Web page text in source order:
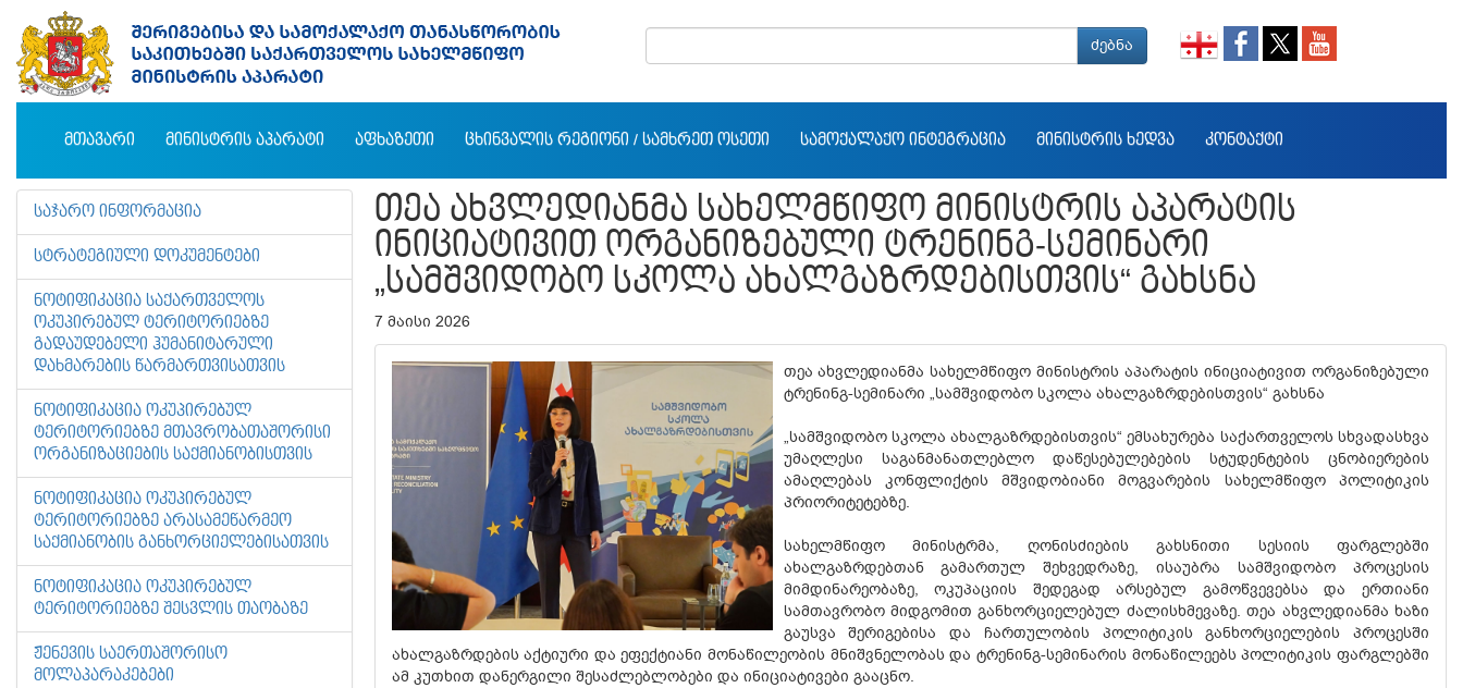
ძებნა
ᲛᲗᲐᲕᲐᲠᲘ ᲛᲘᲜᲘᲡᲢᲠᲘᲡ ᲐᲞᲐᲠᲐᲢᲘ ᲐᲤᲮᲐᲖᲔᲗᲘ ᲪᲮᲘᲜᲕᲐᲚᲘᲡ ᲠᲔᲒᲘᲝᲜᲘ / ᲡᲐᲛᲮᲠᲔᲗ ᲝᲡᲔᲗᲘ ᲡᲐᲛᲝᲥᲐᲚᲐᲥᲝ ᲘᲜᲢᲔᲒᲠᲐᲪᲘᲐ ᲛᲘᲜᲘᲡᲢᲠᲘᲡ ᲮᲔᲓᲕᲐ ᲙᲝᲜᲢᲐᲥᲢᲘ
ᲡᲐᲯᲐᲠᲝ ᲘᲜᲤᲝᲠᲛᲐᲪᲘᲐ
ᲡᲢᲠᲐᲢᲔᲒᲘᲣᲚᲘ ᲓᲝᲙᲣᲛᲔᲜᲢᲔᲑᲘ
ᲜᲝᲢᲘᲤᲘᲙᲐᲪᲘᲐ ᲡᲐᲥᲐᲠᲗᲕᲔᲚᲝᲡ
ᲝᲙᲣᲞᲘᲠᲔᲑᲣᲚ ᲢᲔᲠᲘᲢᲝᲠᲘᲔᲑᲖᲔ
ᲒᲐᲓᲐᲣᲓᲔᲑᲔᲚᲘ ᲰᲣᲛᲐᲜᲘᲢᲐᲠᲣᲚᲘ
ᲓᲐᲮᲛᲐᲠᲔᲑᲘᲡ ᲬᲐᲠᲛᲐᲠᲗᲕᲘᲡᲐᲗᲕᲘᲡ
ᲜᲝᲢᲘᲤᲘᲙᲐᲪᲘᲐ ᲝᲙᲣᲞᲘᲠᲔᲑᲣᲚ
ᲢᲔᲠᲘᲢᲝᲠᲘᲔᲑᲖᲔ ᲛᲗᲐᲕᲠᲝᲑᲐᲗᲐᲨᲝᲠᲘᲡᲘ
ᲝᲠᲒᲐᲜᲘᲖᲐᲪᲘᲔᲑᲘᲡ ᲡᲐᲥᲛᲘᲐᲜᲝᲑᲘᲡᲗᲕᲘᲡ
ᲜᲝᲢᲘᲤᲘᲙᲐᲪᲘᲐ ᲝᲙᲣᲞᲘᲠᲔᲑᲣᲚ
ᲢᲔᲠᲘᲢᲝᲠᲘᲔᲑᲖᲔ ᲐᲠᲐᲡᲐᲛᲔᲬᲐᲠᲛᲔᲝ
ᲡᲐᲥᲛᲘᲐᲜᲝᲑᲘᲡ ᲒᲐᲜᲮᲝᲠᲪᲘᲔᲚᲔᲑᲘᲡᲐᲗᲕᲘᲡ
ᲜᲝᲢᲘᲤᲘᲙᲐᲪᲘᲐ ᲝᲙᲣᲞᲘᲠᲔᲑᲣᲚ
ᲢᲔᲠᲘᲢᲝᲠᲘᲔᲑᲖᲔ ᲨᲔᲡᲕᲚᲘᲡ ᲗᲐᲝᲑᲐᲖᲔ
ᲟᲔᲜᲔᲕᲘᲡ ᲡᲐᲔᲠᲗᲐᲨᲝᲠᲘᲡᲝ
ᲛᲝᲚᲐᲞᲐᲠᲐᲙᲔᲑᲔᲑᲘ
ᲗᲔᲐ ᲐᲮᲕᲚᲔᲓᲘᲐᲜᲛᲐ ᲡᲐᲮᲔᲚᲛᲬᲘᲤᲝ ᲛᲘᲜᲘᲡᲢᲠᲘᲡ ᲐᲞᲐᲠᲐᲢᲘᲡ
ᲘᲜᲘᲪᲘᲐᲢᲘᲕᲘᲗ ᲝᲠᲒᲐᲜᲘᲖᲔᲑᲣᲚᲘ ᲢᲠᲔᲜᲘᲜᲒ-ᲡᲔᲛᲘᲜᲐᲠᲘ
„ᲡᲐᲛᲨᲕᲘᲓᲝᲑᲝ ᲡᲙᲝᲚᲐ ᲐᲮᲐᲚᲒᲐᲖᲠᲓᲔᲑᲘᲡᲗᲕᲘᲡ“ ᲒᲐᲮᲡᲜᲐ
7 მაისი 2026
თეა ახვლედიანმა სახელმწიფო მინისტრის აპარატის ინიციატივით ორგანიზებული
ტრენინგ-სემინარი „სამშვიდობო სკოლა ახალგაზრდებისთვის“ გახსნა
„სამშვიდობო სკოლა ახალგაზრდებისთვის“ ემსახურება საქართველოს სხვადასხვა
უმაღლესი საგანმანათლებლო დაწესებულებების სტუდენტების ცნობიერების
ამაღლებას კონფლიქტის მშვიდობიანი მოგვარების სახელმწიფო პოლიტიკის
პრიორიტეტებზე.
სახელმწიფო მინისტრმა, ღონისძიების გახსნითი სესიის ფარგლებში
ახალგაზრდებთან გამართულ შეხვედრაზე, ისაუბრა სამშვიდობო პროცესის
მიმდინარეობაზე, ოკუპაციის შედეგად არსებულ გამოწვევებსა და ერთიანი
სამთავრობო მიდგომით განხორციელებულ ძალისხმევაზე. თეა ახვლედიანმა ხაზი
გაუსვა შერიგებისა და ჩართულობის პოლიტიკის განხორციელების პროცესში
ახალგაზრდების აქტიური და ეფექტიანი მონაწილეობის მნიშვნელობას და ტრენინგ-სემინარის მონაწილეებს პოლიტიკის ფარგლებში
ამ კუთხით დანერგილი შესაძლებლობები და ინიციატივები გააცნო.